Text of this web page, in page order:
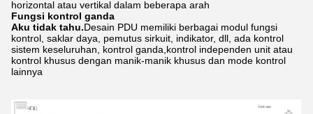
horizontal atau vertikal dalam beberapa arah
Fungsi kontrol ganda
Aku tidak tahu.Desain PDU memiliki berbagai modul fungsi
kontrol, saklar daya, pemutus sirkuit, indikator, dll, ada kontrol
sistem keseluruhan, kontrol ganda,kontrol independen unit atau
kontrol khusus dengan manik-manik khusus dan mode kontrol
lainnya